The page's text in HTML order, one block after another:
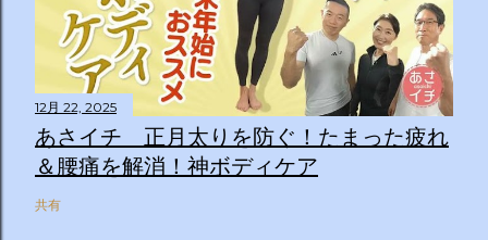
12月 22, 2025
あさイチ 正月太りを防ぐ！たまった疲れ
＆腰痛を解消！神ボディケア
共有